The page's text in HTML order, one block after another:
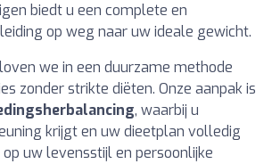
biedt u een complete en
op weg naar uw ideale gewicht.
we in een duurzame methode
zonder strikte diëten. Onze aanpak is
, waarbij u
krijgt en uw dieetplan volledig
uw levensstijl en persoonlijke